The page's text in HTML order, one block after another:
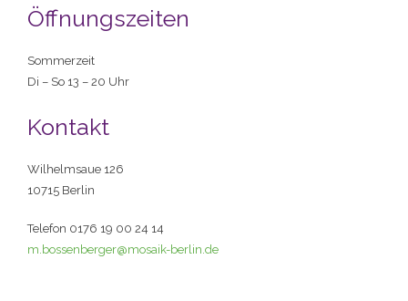
Öffnungszeiten
Sommerzeit
Di – So 13 – 20 Uhr
Kontakt
Wilhelmsaue 126
10715 Berlin
Telefon 0176 19 00 24 14
m.bossenberger@mosaik-berlin.de